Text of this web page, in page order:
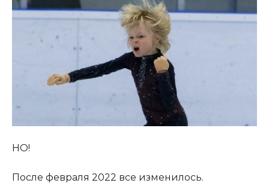
НО!
После февраля 2022 все изменилось.